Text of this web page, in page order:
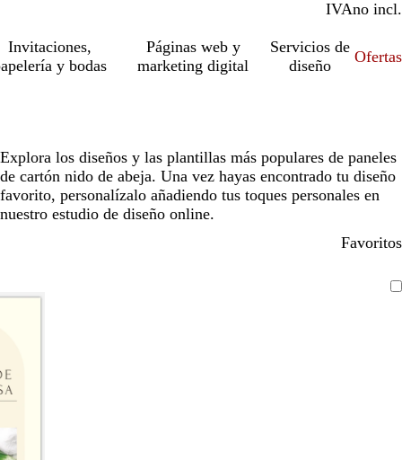
IVAincl.
no incl.
Invitaciones,
y bodas
Páginas web y
marketing digital
Servicios de
diseño
Ofertas
Explora los diseños y las plantillas más populares de paneles
de cartón nido de abeja. Una vez hayas encontrado tu diseño
favorito, personalízalo añadiendo tus toques personales en
nuestro estudio de diseño online.
Favoritos